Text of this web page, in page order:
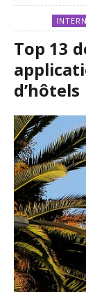
Top 13
d’hôtels